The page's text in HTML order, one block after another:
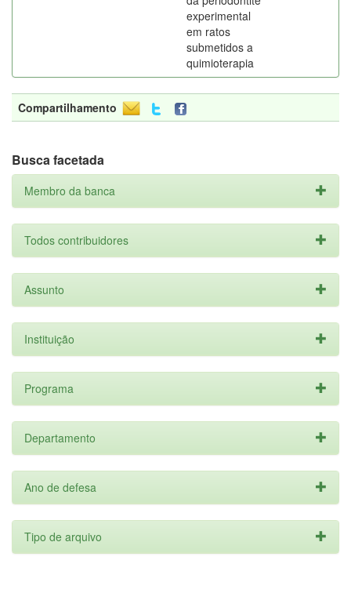
experimental
em ratos
submetidos a
quimioterapia
Compartilhamento
Busca facetada
Membro da banca
Todos contribuidores
Assunto
Instituição
Programa
Departamento
Ano de defesa
Tipo de arquivo